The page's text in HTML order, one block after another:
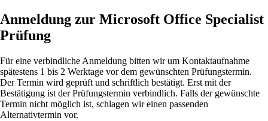
Anmeldung zur Microsoft Office Specialist
Prüfung
Für eine verbindliche Anmeldung bitten wir um Kontaktaufnahme
spätestens 1 bis 2 Werktage vor dem gewünschten Prüfungstermin.
Der Termin wird geprüft und schriftlich bestätigt. Erst mit der
Bestätigung ist der Prüfungstermin verbindlich. Falls der gewünschte
Termin nicht möglich ist, schlagen wir einen passenden
Alternativtermin vor.